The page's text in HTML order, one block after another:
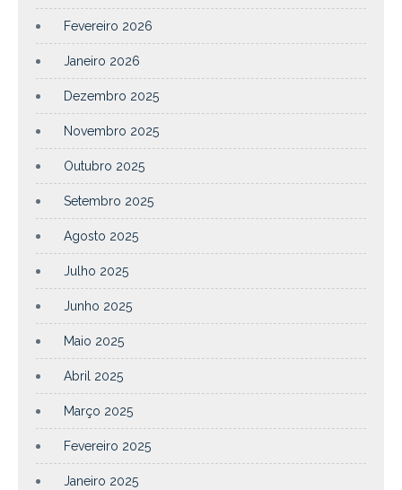
Fevereiro 2026
Janeiro 2026
Dezembro 2025
Novembro 2025
Outubro 2025
Setembro 2025
Agosto 2025
Julho 2025
Junho 2025
Maio 2025
Abril 2025
Março 2025
Fevereiro 2025
Janeiro 2025